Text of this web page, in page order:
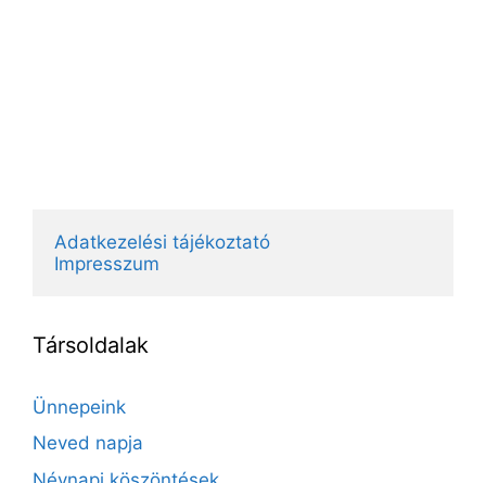
Adatkezelési tájékoztató
Impresszum
Társoldalak
Ünnepeink
Neved napja